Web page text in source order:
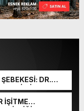
DR.
SGK
İŞİTME